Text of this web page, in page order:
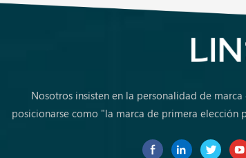
Nosotros insisten en la personalidad de
posicionarse como "la marca de primera elección